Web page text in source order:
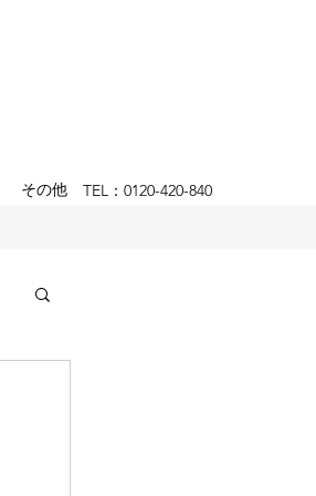
TEL：0120-420-840
その他